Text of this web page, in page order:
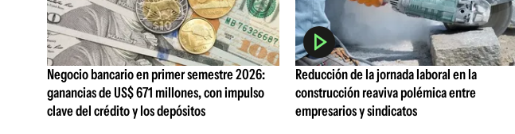
Negocio bancario en primer semestre 2026:
ganancias de US$ 671 millones, con impulso
clave del crédito y los depósitos
Reducción de la jornada laboral en la
construcción reaviva polémica entre
empresarios y sindicatos